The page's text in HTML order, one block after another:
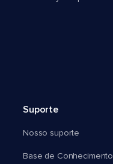
Suporte
Nosso suporte
Base de Conhecimento